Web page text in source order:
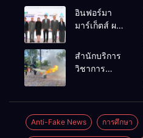
อินฟอร์มา
มาร์เก็ตส์ ผนึก
ธุรกิจท่อง
เที่ยว-บริการ
Thailand
2026 เชื่อม 4
งานใหญ่
สำนักบริการ
วิชาการ
เพลิงขั้นต้น”
ยกระดับ
Anti-Fake News การศึกษา